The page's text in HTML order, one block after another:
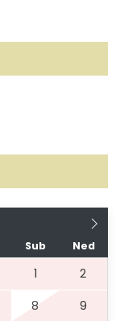
Sub Ned
1
2
8
9